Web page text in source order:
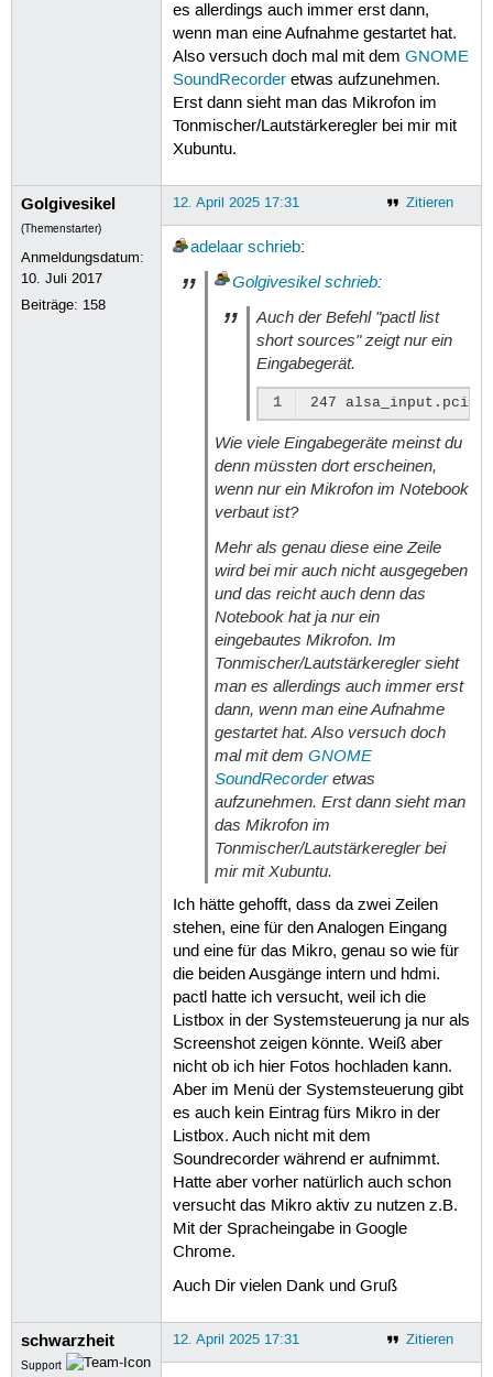
es allerdings auch immer erst dann,
wenn man eine Aufnahme gestartet hat.
Also versuch doch mal mit dem GNOME
SoundRecorderetwas aufzunehmen.
Erst dann sieht man das Mikrofon im
Tonmischer/Lautstärkeregler bei mir mit
Xubuntu.
Golgivesikel
(Themenstarter)
Anmeldungsdatum:
10. Juli 2017
Beiträge: 158
Zitieren
12. April 2025 17:31
adelaar schrieb:
Golgivesikel schrieb:
Auch der Befehl "pactl list
short sources" zeigt nur ein
Eingabegerät.
1
Wie viele Eingabegeräte meinst du
denn müssten dort erscheinen,
wenn nur ein Mikrofon im Notebook
verbaut ist?
Mehr als genau diese eine Zeile
wird bei mir auch nicht ausgegeben
und das reicht auch denn das
Notebook hat ja nur ein
eingebautes Mikrofon. Im
Tonmischer/Lautstärkeregler sieht
man es allerdings auch immer erst
dann, wenn man eine Aufnahme
gestartet hat. Also versuch doch
mal mit dem GNOME
SoundRecorderetwas
aufzunehmen. Erst dann sieht man
das Mikrofon im
Tonmischer/Lautstärkeregler bei
mir mit Xubuntu.
Ich hätte gehofft, dass da zwei Zeilen
stehen, eine für den Analogen Eingang
und eine für das Mikro, genau so wie für
die beiden Ausgänge intern und hdmi.
pactl hatte ich versucht, weil ich die
Listbox in der Systemsteuerung ja nur als
Screenshot zeigen könnte. Weiß aber
nicht ob ich hier Fotos hochladen kann.
Aber im Menü der Systemsteuerung gibt
es auch kein Eintrag fürs Mikro in der
Listbox. Auch nicht mit dem
Soundrecorder während er aufnimmt.
Hatte aber vorher natürlich auch schon
versucht das Mikro aktiv zu nutzen z.B.
Mit der Spracheingabe in Google
Chrome.
Auch Dir vielen Dank und Gruß
schwarzheit
Support
Zitieren
12. April 2025 17:31